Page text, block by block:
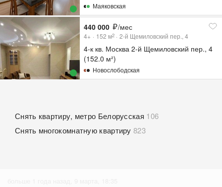
Маяковская
440 000 /мес
4+ 152 м2 2-й Щемиловский пер., 4
4-к кв. Москва 2-й Щемиловский пер., 4
(152.0 м²)
Новослободская
Снять квартиру, метро Белорусская 106
Снять многокомнатную квартиру 823